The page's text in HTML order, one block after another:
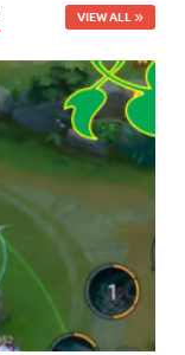
VIEW ALL